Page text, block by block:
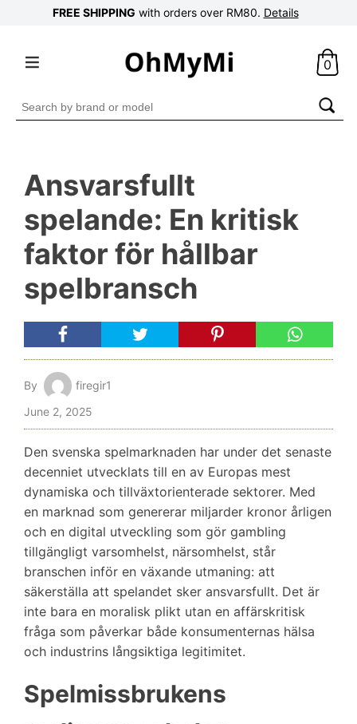
FREE SHIPPING with orders over RM80. Details
0
Search
for:
Ansvarsfullt
spelande: En kritisk
faktor för hållbar
spelbransch
By
firegir1
June 2, 2025
Den svenska spelmarknaden har under det senaste
decenniet utvecklats till en av Europas mest
dynamiska och tillväxtorienterade sektorer. Med
en marknad som genererar miljarder kronor årligen
och en digital utveckling som gör gambling
tillgängligt varsomhelst, närsomhelst, står
branschen inför en växande utmaning: att
säkerställa att spelandet sker ansvarsfullt. Det är
inte bara en moralisk plikt utan en affärskritisk
fråga som påverkar både konsumenternas hälsa
och industrins långsiktiga legitimitet.
Spelmissbrukens